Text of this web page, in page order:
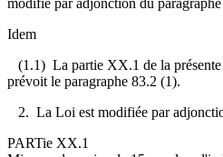
modifié par adjonction du
Idem
(1.1) La partie XX.1 de la
prévoit le paragraphe 83.2 (1).
2. La Loi est modifiée par
PARTie XX.1